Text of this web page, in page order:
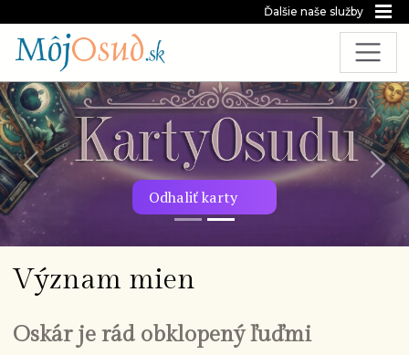
Ďalšie naše služby
Odhaliť karty
Predchádzajúca snímka
Význam mien
Oskár je rád obklopený ľuďmi